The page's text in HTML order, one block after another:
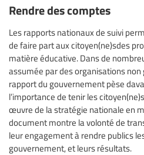
Rendre des comptes
Les rapports nationaux de suivi
de faire part aux citoyen(ne)sdes
matière éducative. Dans de
assumée par des organisations
rapport du gouvernement pèse
l’importance de tenir les
œuvre de la stratégie nationale en
document montre la volonté de
leur engagement à rendre publics
gouvernement, et leurs résultats.